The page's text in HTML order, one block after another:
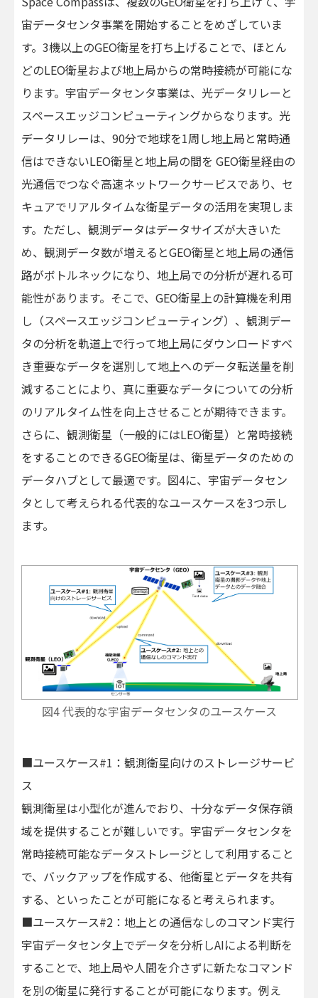
宙データセンタ事業を開始することをめざしていま
す。3機以上のGEO衛星を打ち上げることで、ほとん
どのLEO衛星および地上局からの常時接続が可能にな
ります。宇宙データセンタ事業は、光データリレーと
スペースエッジコンピューティングからなります。光
データリレーは、90分で地球を1周し地上局と常時通
信はできないLEO衛星と地上局の間を GEO衛星経由の
光通信でつなぐ高速ネットワークサービスであり、セ
キュアでリアルタイムな衛星データの活用を実現しま
す。ただし、観測データはデータサイズが大きいた
め、観測データ数が増えるとGEO衛星と地上局の通信
路がボトルネックになり、地上局での分析が遅れる可
能性があります。そこで、GEO衛星上の計算機を利用
し（スペースエッジコンピューティング）、観測デー
タの分析を軌道上で行って地上局にダウンロードすべ
き重要なデータを選別して地上へのデータ転送量を削
減することにより、真に重要なデータについての分析
のリアルタイム性を向上させることが期待できます。
さらに、観測衛星（一般的にはLEO衛星）と常時接続
をすることのできるGEO衛星は、衛星データのための
データハブとして最適です。図4に、宇宙データセン
タとして考えられる代表的なユースケースを3つ示し
ます。
図4 代表的な宇宙データセンタのユースケース
■ユースケース#1：観測衛星向けのストレージサービ
ス
観測衛星は小型化が進んでおり、十分なデータ保存領
域を提供することが難しいです。宇宙データセンタを
常時接続可能なデータストレージとして利用すること
で、バックアップを作成する、他衛星とデータを共有
する、といったことが可能になると考えられます。
■ユースケース#2：地上との通信なしのコマンド実行
宇宙データセンタ上でデータを分析しAIによる判断を
することで、地上局や人間を介さずに新たなコマンド
を別の衛星に発行することが可能になります。例え